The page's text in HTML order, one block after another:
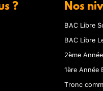
? Nos
BAC Libre
BAC Libre
2ème
1ère Année
Tronc